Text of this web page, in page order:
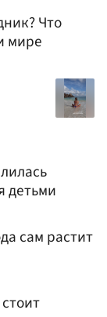
Что
мире
детьми
сам растит